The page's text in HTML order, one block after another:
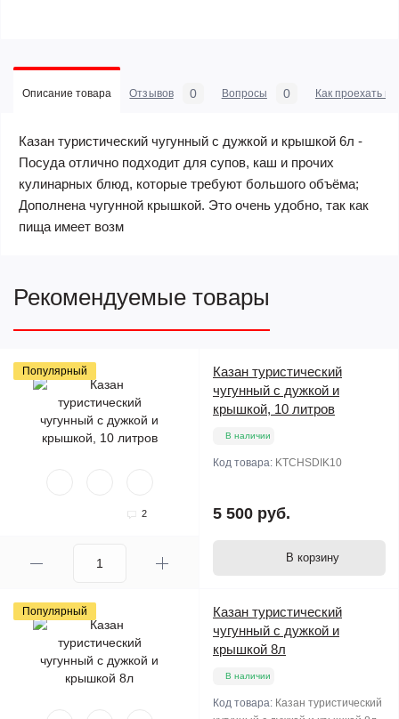
Описание товара Отзывов 0 Вопросы 0 Как проехать в
Казан туристический чугунный с дужкой и крышкой 6л -
Посуда отлично подходит для супов, каш и прочих
кулинарных блюд, которые требуют большого объёма;
Дополнена чугунной крышкой. Это очень удобно, так как
пища имеет возм
Рекомендуемые товары
Популярный
2
Казан туристический
чугунный с дужкой и
крышкой, 10 литров
В наличии
Код товара: KTCHSDIK10
5 500 руб.
В корзину
Популярный
Казан туристический
чугунный с дужкой и
крышкой 8л
В наличии
Код товара: Казан туристический